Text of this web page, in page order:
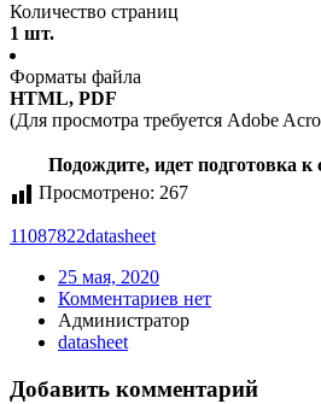
Количество страниц
1 шт.
Форматы файла
HTML, PDF
(Для просмотра требуется Adobe
Подождите, идет подготовка
Просмотрено: 267
11087822datasheet
25 мая, 2020
Комментариев нет
Администратор
datasheet
Добавить комментарий